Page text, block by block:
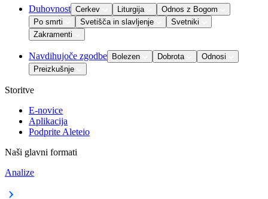
Duhovnost Cerkev Liturgija
Odnos z Bogom
Po smrti
Svetišča in slavljenje
Svetniki
Zakramenti
Navdihujoče zgodbe Bolezen Dobrota
Odnosi
Preizkušnje
Storitve
E-novice
Aplikacija
Podprite Aleteio
Naši glavni formati
Analize